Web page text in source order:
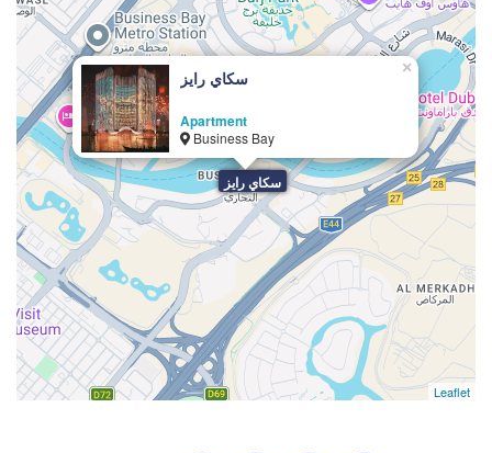
سكاي رايز
سكاي رايز
Apartment
Business Bay
×
Leaflet